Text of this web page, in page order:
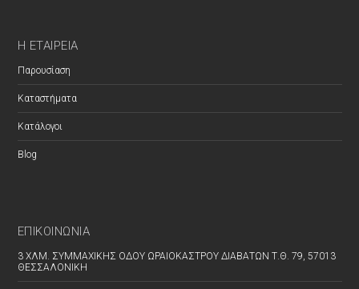
Η ΕΤΑΙΡΕΊΑ
Παρουσίαση
Καταστήματα
Κατάλογοι
Blog
ΕΠΙΚΟΙΝΩΝΊΑ
3 ΧΛΜ. ΣΥΜΜΑΧΙΚΗΣ ΟΔΟΥ ΩΡΑΙΟΚΑΣΤΡΟΥ ΔΙΑΒΑΤΩΝ Τ.Θ. 79, 57013
ΘΕΣΣΑΛΟΝΙΚΗ